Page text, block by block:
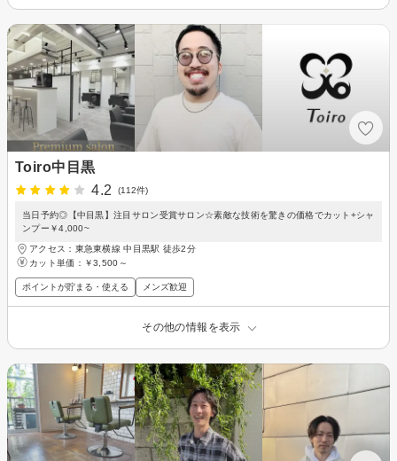
Toiro中目黒
4.2
(112件)
当日予約◎【中目黒】注目サロン受賞サロン☆素敵な技術を驚きの価格でカット+シャ
ンプー￥4,000~
アクセス：東急東横線 中目黒駅 徒歩2分
カット単価： ￥3,500～
ポイントが貯まる・使える メンズ歓迎
その他の情報を表示